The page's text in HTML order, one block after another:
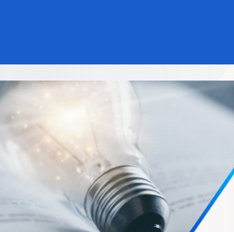
メ
サービス
BtoC向けECサイト構築 サ
メディアコマ